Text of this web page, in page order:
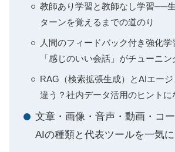
教師あり学習と教師なし学習──
ターンを覚えるまでの道のり
人間のフィードバック付き強化
「感じのいい会話」がチューニ
RAG（検索拡張生成）とAIエー
違う？社内データ活用のヒントに
文章・画像・音声・動画・コ
AIの種類と代表ツールを一気